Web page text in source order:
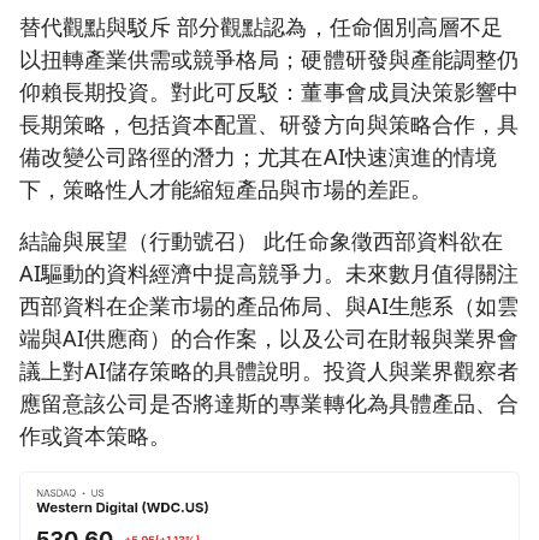
替代觀點與駁斥 部分觀點認為，任命個別高層不足
以扭轉產業供需或競爭格局；硬體研發與產能調整仍
仰賴長期投資。對此可反駁：董事會成員決策影響中
長期策略，包括資本配置、研發方向與策略合作，具
備改變公司路徑的潛力；尤其在AI快速演進的情境
下，策略性人才能縮短產品與市場的差距。
結論與展望（行動號召） 此任命象徵西部資料欲在
AI驅動的資料經濟中提高競爭力。未來數月值得關注
西部資料在企業市場的產品佈局、與AI生態系（如雲
端與AI供應商）的合作案，以及公司在財報與業界會
議上對AI儲存策略的具體說明。投資人與業界觀察者
應留意該公司是否將達斯的專業轉化為具體產品、合
作或資本策略。